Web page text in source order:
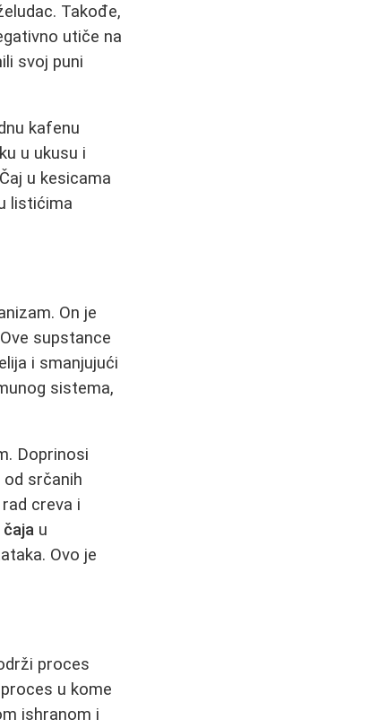
Takođe,
utiče na
svoj puni
kafenu
u ukusu i
u kesicama
listićima
On je
supstance
i smanjujući
sistema,
Doprinosi
srčanih
creva i
u
Ovo je
proces
u kome
ishranom i